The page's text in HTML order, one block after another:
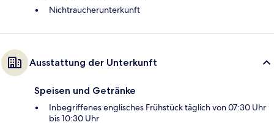
Nichtraucherunterkunft
Ausstattung der Unterkunft
Speisen und Getränke
Inbegriffenes englisches Frühstück täglich von 07:30 Uhr
bis 10:30 Uhr